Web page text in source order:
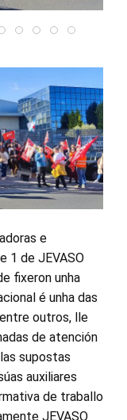
e
1 de JEVASO
fixeron unha
é unha das
outros, lle
de atención
supostas
auxiliares
de traballo
JEVASO